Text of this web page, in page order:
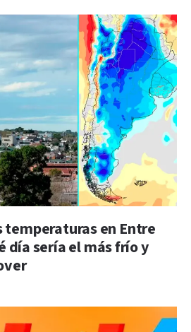
temperaturas en Entre
día sería el más frío y